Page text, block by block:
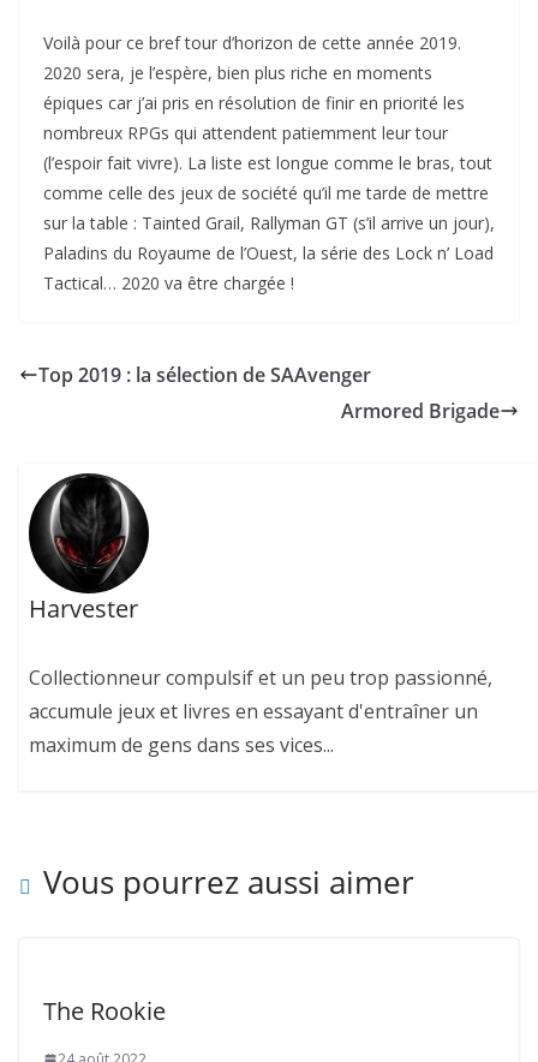
Voilà pour ce bref tour d’horizon de cette année 2019.
2020 sera, je l’espère, bien plus riche en moments
épiques car j’ai pris en résolution de finir en priorité les
nombreux RPGs qui attendent patiemment leur tour
(l’espoir fait vivre). La liste est longue comme le bras, tout
comme celle des jeux de société qu’il me tarde de mettre
sur la table : Tainted Grail, Rallyman GT (s’il arrive un jour),
Paladins du Royaume de l’Ouest, la série des Lock n’ Load
Tactical… 2020 va être chargée !
Top 2019 : la sélection de SAAvenger
Armored Brigade
Harvester
Collectionneur compulsif et un peu trop passionné,
accumule jeux et livres en essayant d'entraîner un
maximum de gens dans ses vices...
Vous pourrez aussi aimer
The Rookie